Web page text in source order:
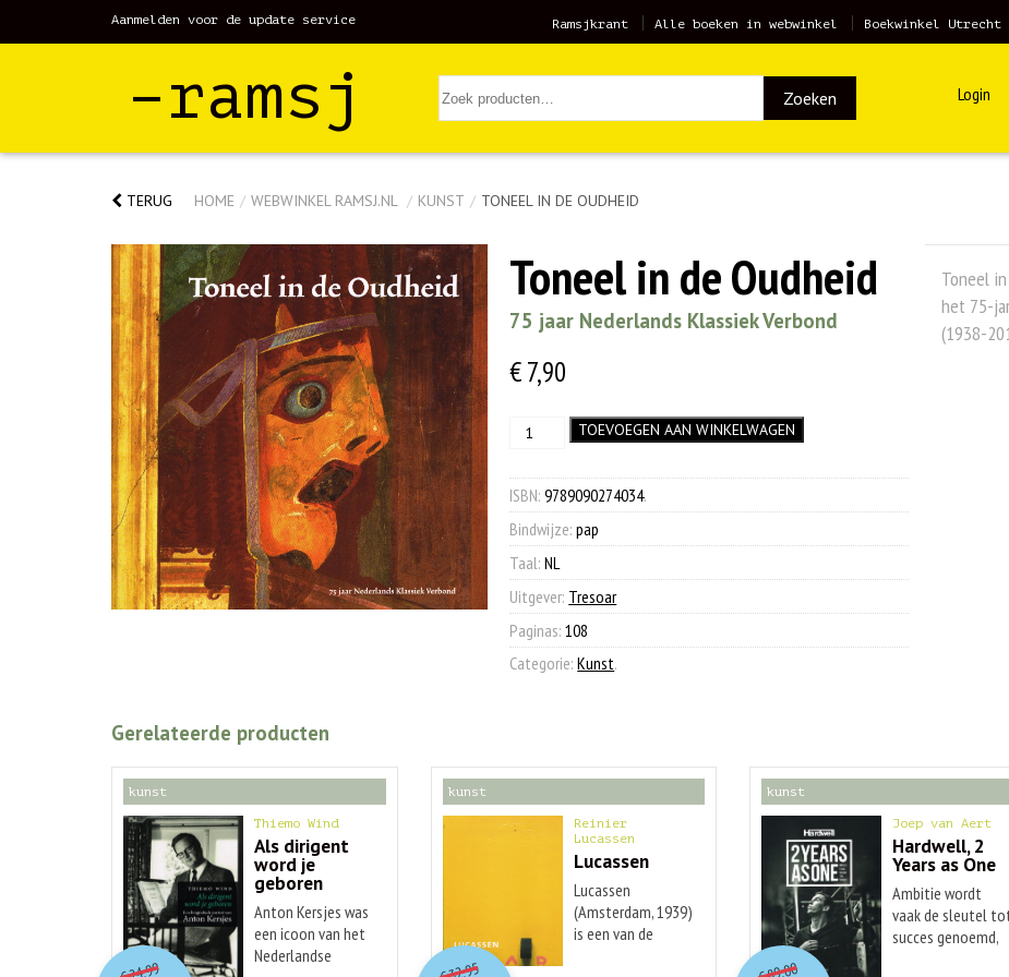
Aanmelden voor de update service Ramsjkrant Alle boeken in webwinkel Boekwinkel Utrecht
–ramsj Zoeken Login
TERUG HOME / WEBWINKEL RAMSJ.NL / KUNST / TONEEL IN DE OUDHEID
Toneel in de Oudheid
75 jaar Nederlands Klassiek Verbond
€7,90
Toneel
Oudheid
aantal
TOEVOEGEN AAN WINKELWAGEN
ISBN:9789090274034.
Bindwijze:pap
Taal:NL
Uitgever: Tresoar
Paginas:108
Categorie:Kunst.
Toneel
het 75-
(1938-
Gerelateerde producten
kunst
Thiemo Wind
Als dirigent
word je
geboren
Anton Kersjes was
een icoon van het
Nederlandse
O
orspr
onkelijke
Huidige
kunst
Reinier
Lucassen
Lucassen
Lucassen
(Amsterdam, 1939)
is een van de
O
orspr
onkelijke
Huidige
kunst
Joep van Aert
Hardwell, 2
Years as One
Ambitie wordt
vaak de sleutel
succes genoemd,
O
orspr
onkelijke
Huidige